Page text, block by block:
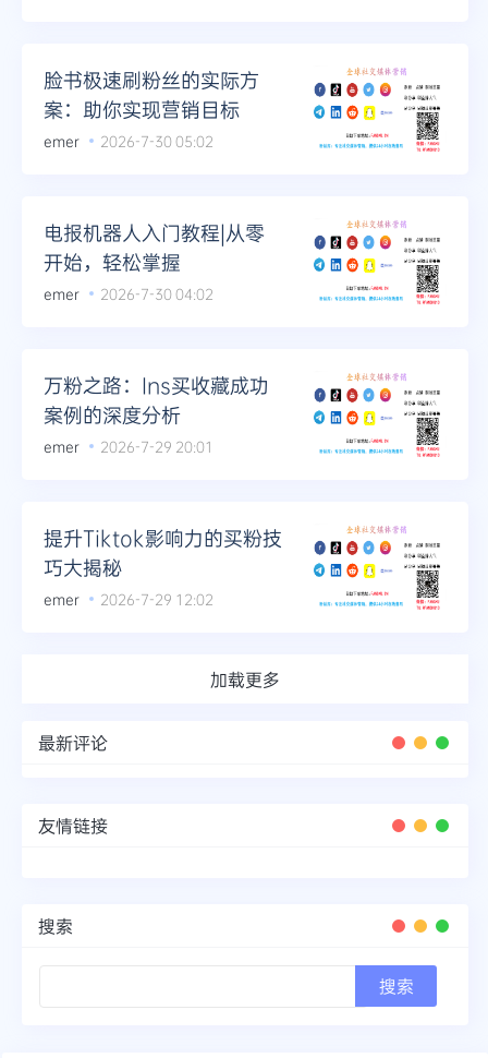
脸书极速刷粉丝的实际方
案：助你实现营销目标
emer 2026-7-30 05:02
电报机器人入门教程|从零
开始，轻松掌握
emer 2026-7-30 04:02
万粉之路：Ins买收藏成功
案例的深度分析
emer 2026-7-29 20:01
提升Tiktok影响力的买粉技
巧大揭秘
emer 2026-7-29 12:02
加载更多
最新评论
友情链接
搜索